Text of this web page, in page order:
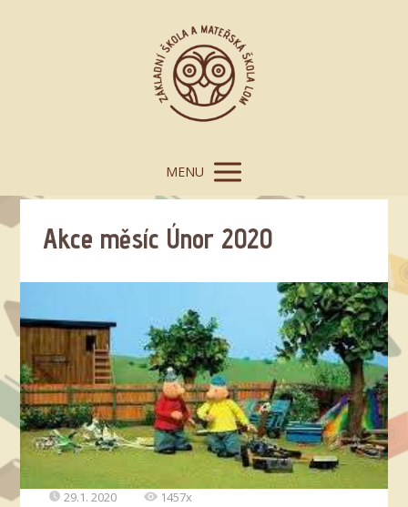
MENU
Akce měsíc Únor 2020
29.1. 2020 1457x